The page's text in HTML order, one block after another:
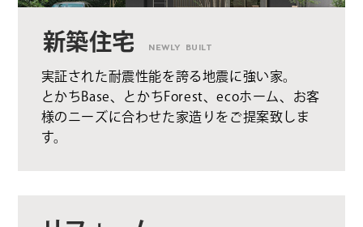
新築住宅 NEWLY BUILT
実証された耐震性能を誇る地震に強い家。
とかちBase、とかちForest、ecoホーム、お客
様のニーズに合わせた家造りをご提案致しま
す。